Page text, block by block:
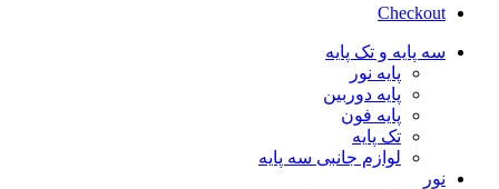
Checkout
سه پایه و تک پایه
پایه نور
پایه دوربین
پایه فون
تک پایه
لوازم جانبی سه پایه
نور